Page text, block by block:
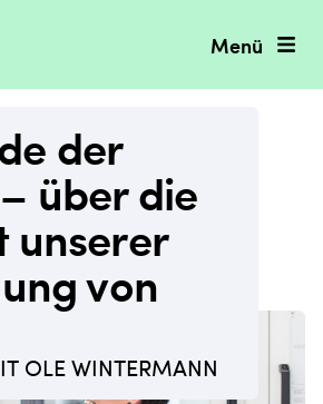
Menü
der
über die
unserer
von
OLE WINTERMANN